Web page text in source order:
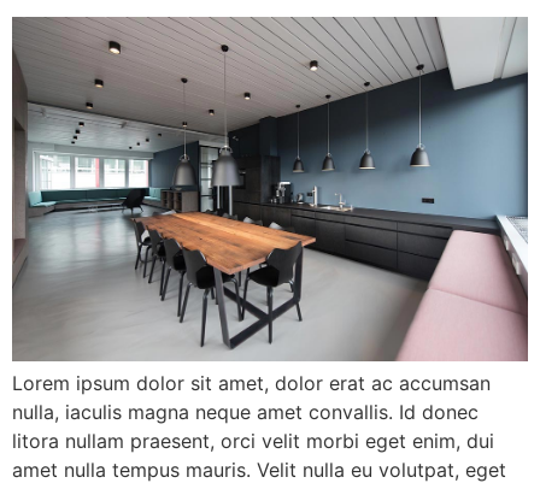
Lorem ipsum dolor sit amet, dolor erat ac accumsan
nulla, iaculis magna neque amet convallis. Id donec
litora nullam praesent, orci velit morbi eget enim, dui
amet nulla tempus mauris. Velit nulla eu volutpat, eget